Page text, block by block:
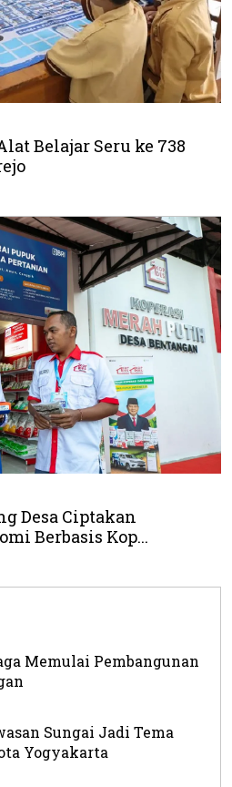
Belajar Seru ke 738
Desa Ciptakan
Berbasis Kop...
Memulai Pembangunan
Sungai Jadi Tema
Yogyakarta